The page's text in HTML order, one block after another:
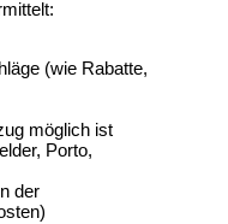
(wie Rabatte,
möglich ist
Porto,
der